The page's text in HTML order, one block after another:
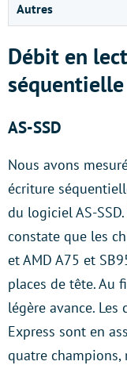
Autres
Débit en
séquentielle
AS-SSD
Nous avons
écriture
du logiciel AS-
constate que les
et AMD A75 et
places de tête. Au
légère avance.
Express sont en
quatre